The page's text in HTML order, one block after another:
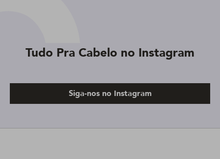
Tudo Pra Cabelo no Instagram
Siga-nos no Instagram